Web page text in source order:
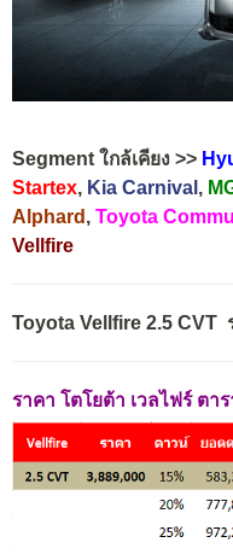
Segment ใกล้เคียง >>
Startex, Kia Carnival ,
Alphard , Toyota
Vellfire
Toyota Vellfire 2.5 CVT
ราคา โตโยต้า เวลไฟร์ ตา